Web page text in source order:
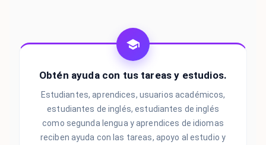
Obtén ayuda con tus tareas y estudios.
Estudiantes, aprendices, usuarios académicos,
estudiantes de inglés, estudiantes de inglés
como segunda lengua y aprendices de idiomas
reciben ayuda con las tareas, apoyo al estudio y